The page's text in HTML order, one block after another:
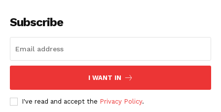
Subscribe
I WANT IN
I've read and accept the Privacy Policy.